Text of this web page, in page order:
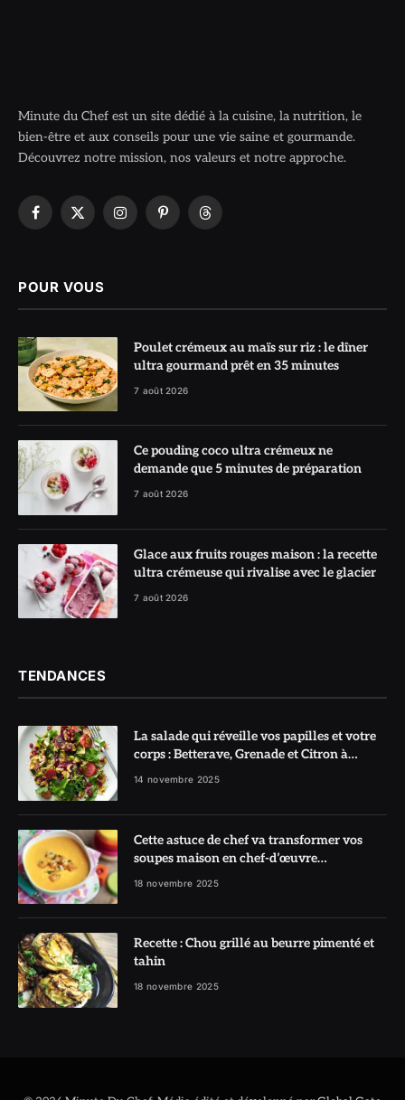
Minute du Chef est un site dédié à la cuisine, la nutrition, le
bien-être et aux conseils pour une vie saine et gourmande.
Découvrez notre mission, nos valeurs et notre approche.
Facebook
X
InstagramPinterestThreads
POUR VOUS
Poulet crémeux au maïs sur riz : le dîner
ultra gourmand prêt en 35 minutes
7 août 2026
Ce pouding coco ultra crémeux ne
demande que 5 minutes de préparation
7 août 2026
Glace aux fruits rouges maison : la recette
ultra crémeuse qui rivalise avec le glacier
7 août 2026
TENDANCES
La salade qui réveille vos papilles et votre
corps : Betterave, Grenade et Citron à
l’honneur
14 novembre 2025
Cette astuce de chef va transformer vos
soupes maison en chef-d’œuvre
réconfortant
18 novembre 2025
Recette : Chou grillé au beurre pimenté et
tahin
18 novembre 2025